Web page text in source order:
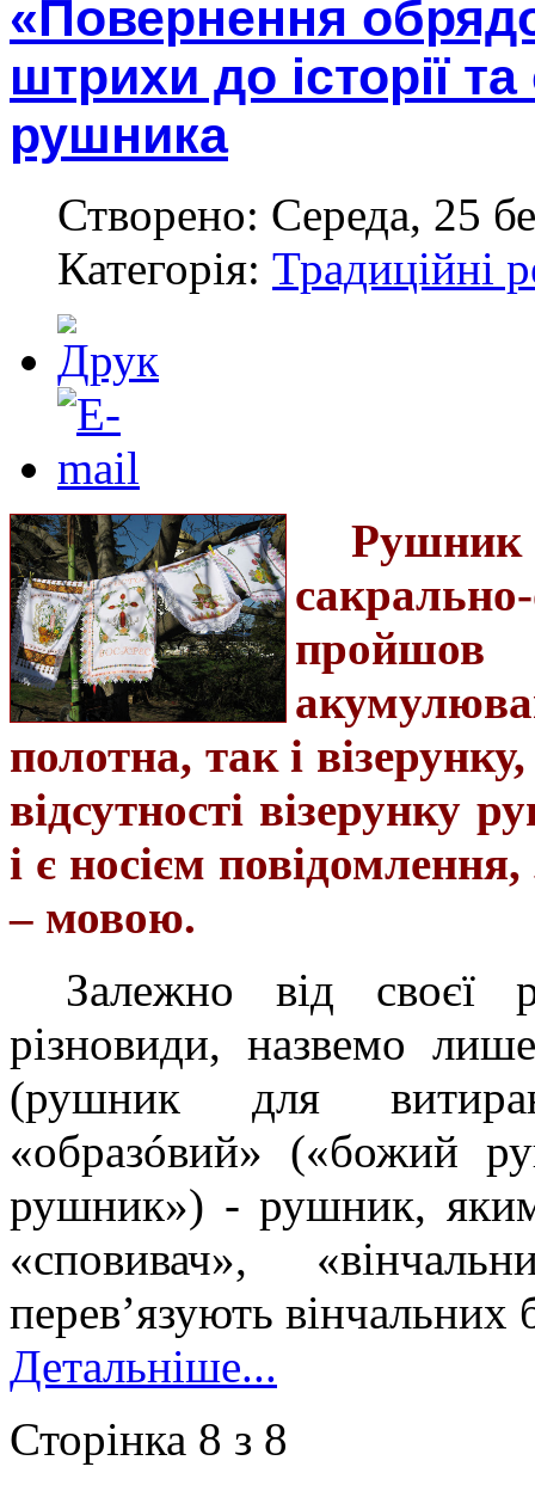
«Повернення
штрихи до історії
рушника
Створено: Середа, 25
Категорія: Традиційні
пройшов
полотна, так і
відсутності візерунку
і є носієм
– мовою.
Залежно від своєї
різновиди, назвемо
(рушник для
«образóвий» («божий
рушник») - рушник,
«сповивач»,
перевʼязують
Детальніше...
Сторінка 8 з 8